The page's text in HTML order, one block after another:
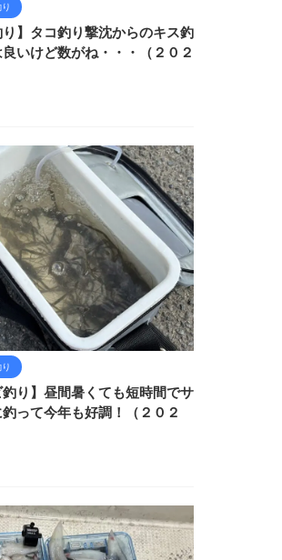
り】タコ釣り撃沈からのキス釣
いけど数がね・・・（２０２
釣り】昼間暑くても短時間でサ
って今年も好調！（２０２